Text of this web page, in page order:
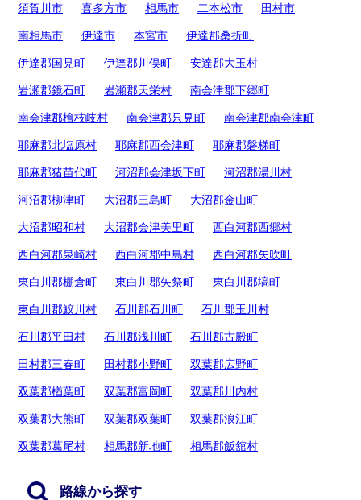
須賀川市 喜多方市 相馬市 二本松市 田村市
南相馬市 伊達市 本宮市 伊達郡桑折町
伊達郡国見町 伊達郡川俣町 安達郡大玉村
岩瀬郡鏡石町 岩瀬郡天栄村 南会津郡下郷町
南会津郡檜枝岐村 南会津郡只見町 南会津郡南会津町
耶麻郡北塩原村 耶麻郡西会津町 耶麻郡磐梯町
耶麻郡猪苗代町 河沼郡会津坂下町 河沼郡湯川村
河沼郡柳津町 大沼郡三島町 大沼郡金山町
大沼郡昭和村 大沼郡会津美里町 西白河郡西郷村
西白河郡泉崎村 西白河郡中島村 西白河郡矢吹町
東白川郡棚倉町 東白川郡矢祭町 東白川郡塙町
東白川郡鮫川村 石川郡石川町 石川郡玉川村
石川郡平田村 石川郡浅川町 石川郡古殿町
田村郡三春町 田村郡小野町 双葉郡広野町
双葉郡楢葉町 双葉郡富岡町 双葉郡川内村
双葉郡大熊町 双葉郡双葉町 双葉郡浪江町
双葉郡葛尾村 相馬郡新地町 相馬郡飯舘村
路線から探す